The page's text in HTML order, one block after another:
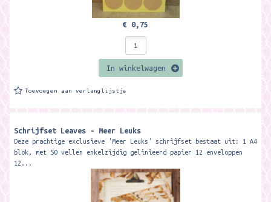
€ 0,75
In winkelwagen
Toevoegen aan verlanglijstje
Schrijfset Leaves - Meer Leuks
Deze prachtige exclusieve 'Meer Leuks' schrijfset bestaat uit: 1 A4
blok, met 50 vellen enkelzijdig gelinieerd papier 12 enveloppen
12...